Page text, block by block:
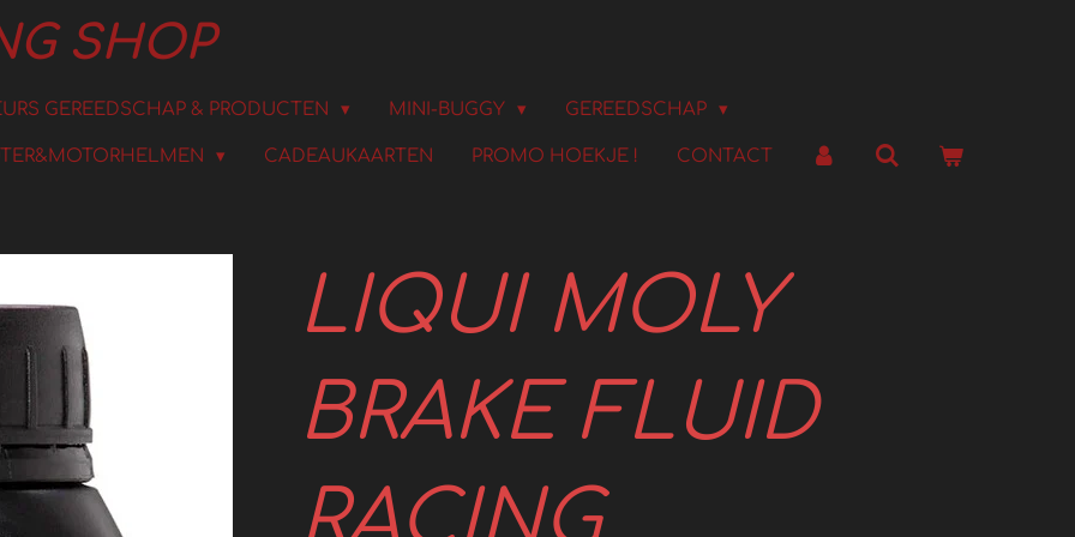
SHOP
GEREEDSCHAP & PRODUCTEN MINI-BUGGY GEREEDSCHAP
CADEAUKAARTEN PROMO HOEKJE ! CONTACT
LIQUI MOLY
BRAKE FLUID